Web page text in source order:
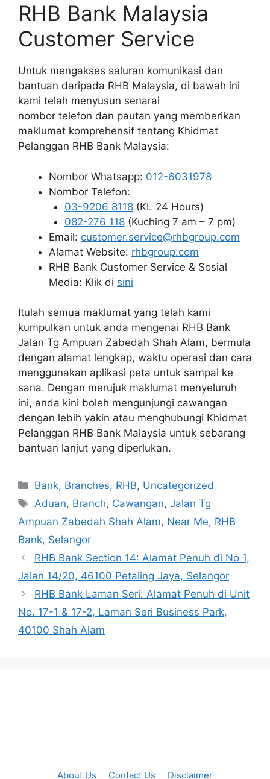
RHB Bank Malaysia
Customer Service
Untuk mengakses saluran komunikasi dan
bantuan daripada RHB Malaysia, di bawah ini
kami telah menyusun senarai
nombor telefon dan pautan yang memberikan
maklumat komprehensif tentang Khidmat
Pelanggan RHB Bank Malaysia:
Nombor Whatsapp: 012-6031978
Nombor Telefon:
03-9206 8118(KL 24 Hours)
082-276 118(Kuching 7 am – 7 pm)
Email: customer.service@rhbgroup.com
Alamat Website: rhbgroup.com
RHB Bank Customer Service & Sosial
Media: Klik di sini
Itulah semua maklumat yang telah kami
kumpulkan untuk anda mengenai RHB Bank
Jalan Tg Ampuan Zabedah Shah Alam, bermula
dengan alamat lengkap, waktu operasi dan cara
menggunakan aplikasi peta untuk sampai ke
sana. Dengan merujuk maklumat menyeluruh
ini, anda kini boleh mengunjungi cawangan
dengan lebih yakin atau menghubungi Khidmat
Pelanggan RHB Bank Malaysia untuk sebarang
bantuan lanjut yang diperlukan.
Categories
Bank, Branches, RHB, Uncategorized
Tags
Aduan, Branch, Cawangan,Jalan Tg
Ampuan Zabedah Shah Alam, Near Me, RHB
Bank, Selangor
RHB Bank Section 14: Alamat Penuh di No 1,
Jalan 14/20, 46100 Petaling Jaya, Selangor
RHB Bank Laman Seri: Alamat Penuh di Unit
No. 17-1 & 17-2, Laman Seri Business Park,
40100 Shah Alam
About Us Contact Us Disclaimer